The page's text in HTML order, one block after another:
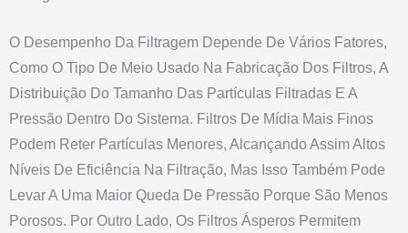
O Desempenho Da Filtragem Depende De Vários Fatores,
Como O Tipo De Meio Usado Na Fabricação Dos Filtros, A
Distribuição Do Tamanho Das Partículas Filtradas E A
Pressão Dentro Do Sistema. Filtros De Mídia Mais Finos
Podem Reter Partículas Menores, Alcançando Assim Altos
Níveis De Eficiência Na Filtração, Mas Isso Também Pode
Levar A Uma Maior Queda De Pressão Porque São Menos
Porosos. Por Outro Lado, Os Filtros Ásperos Permitem